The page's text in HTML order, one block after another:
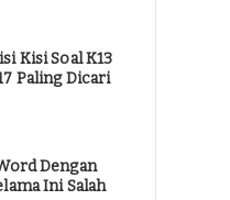
Kisi Soal K13
Paling Dicari
Dengan
Ini Salah